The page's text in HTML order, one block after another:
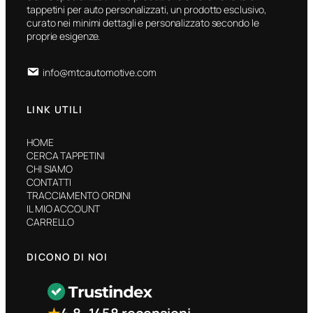
tappetini per auto personalizzati, un prodotto esclusivo,
curato nei minimi dettagli e personalizzato secondo le
proprie esigenze.
info@mtcautomotive.com
LINK UTILI
HOME
CERCA TAPPETINI
CHI SIAMO
CONTATTI
TRACCIAMENTO ORDINI
IL MIO ACCOUNT
CARRELLO
DICONO DI NOI